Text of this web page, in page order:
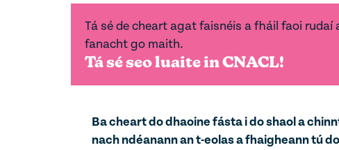
Tá sé de cheart agat faisnéis a fháil faoi
fanacht go maith.
Tá sé seo luaite in CNACL!
Ba cheart do dhaoine fásta i do shaol a
nach ndéanann an t-eolas a fhaigheann tú